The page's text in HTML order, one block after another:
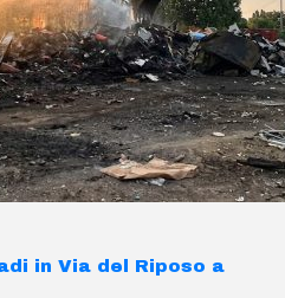
in Via del Riposo a